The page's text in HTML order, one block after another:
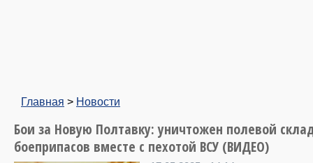
Главная > Новости
Бои за Новую Полтавку: уничтожен полевой
боеприпасов вместе с пехотой ВСУ (ВИДЕО)